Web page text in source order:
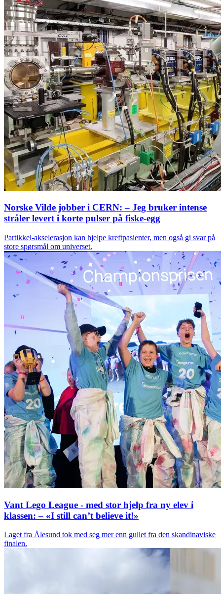
Norske Vilde jobber i CERN: – Jeg bruker intense
stråler levert i korte pulser på fiske-egg
Partikkel-akselerasjon kan hjelpe kreftpasienter, men også gi svar på
store spørsmål om universet.
Vant Lego League - med stor hjelp fra ny elev i
klassen: – «I still can’t believe it!»
Laget fra Ålesund tok med seg mer enn gullet fra den skandinaviske
finalen.